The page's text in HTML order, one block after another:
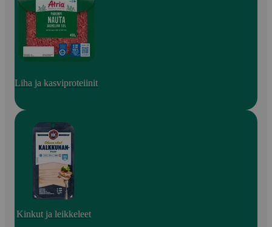
Liha ja kasviproteiinit
Kinkut ja leikkeleet